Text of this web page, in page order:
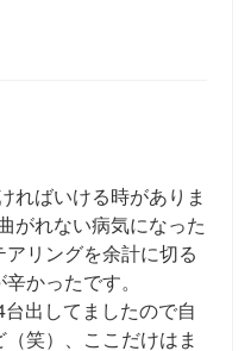
ればいける時がありま
がれない病気になった
リングを余計に切る
かったです。
出してましたので自
笑）、ここだけはま